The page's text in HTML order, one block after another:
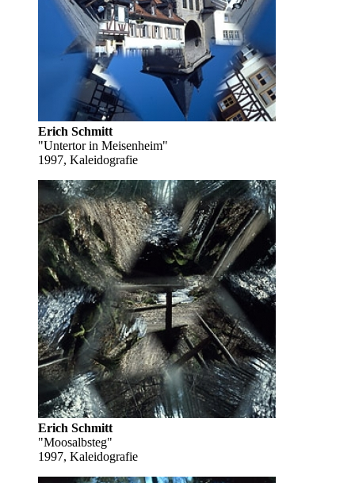
Erich Schmitt
"Untertor in Meisenheim"
1997, Kaleidografie
Erich Schmitt
"Moosalbsteg"
1997, Kaleidografie